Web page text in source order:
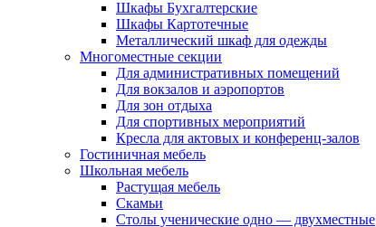
Шкафы Бухгалтерские
Шкафы Картотечные
Металлический шкаф для одежды
Многоместные секции
Для административных помещений
Для вокзалов и аэропортов
Для зон отдыха
Для спортивных мероприятий
Кресла для актовых и конференц-залов
Гостиничная мебель
Школьная мебель
Растущая мебель
Скамьи
Столы ученические одно — двухместные